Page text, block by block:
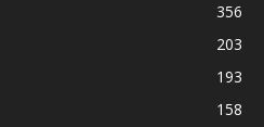
356
203
193
158